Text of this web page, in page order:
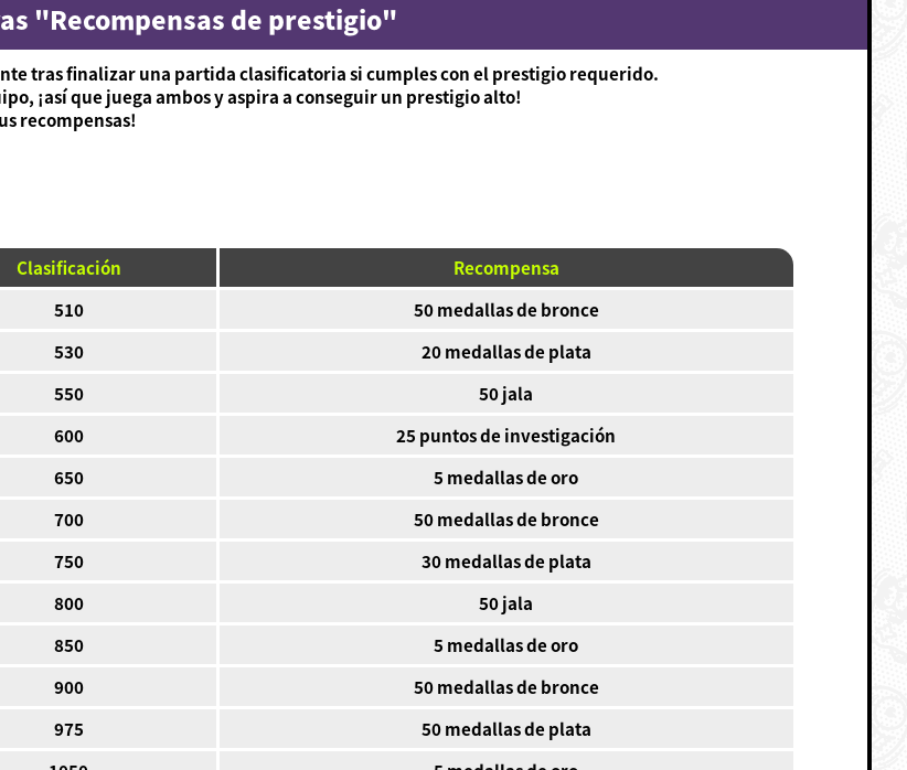
"Recompensas de prestigio"
tras finalizar una partida clasificatoria si cumples con el prestigio requerido.
¡así que juega ambos y aspira a conseguir un prestigio alto!
recompensas!
Clasificación Recompensa
510
50 medallas de bronce
530
20 medallas de plata
550
50 jala
600
25 puntos de investigación
650
5 medallas de oro
700
50 medallas de bronce
750
30 medallas de plata
800
50 jala
850
5 medallas de oro
900
50 medallas de bronce
975
50 medallas de plata